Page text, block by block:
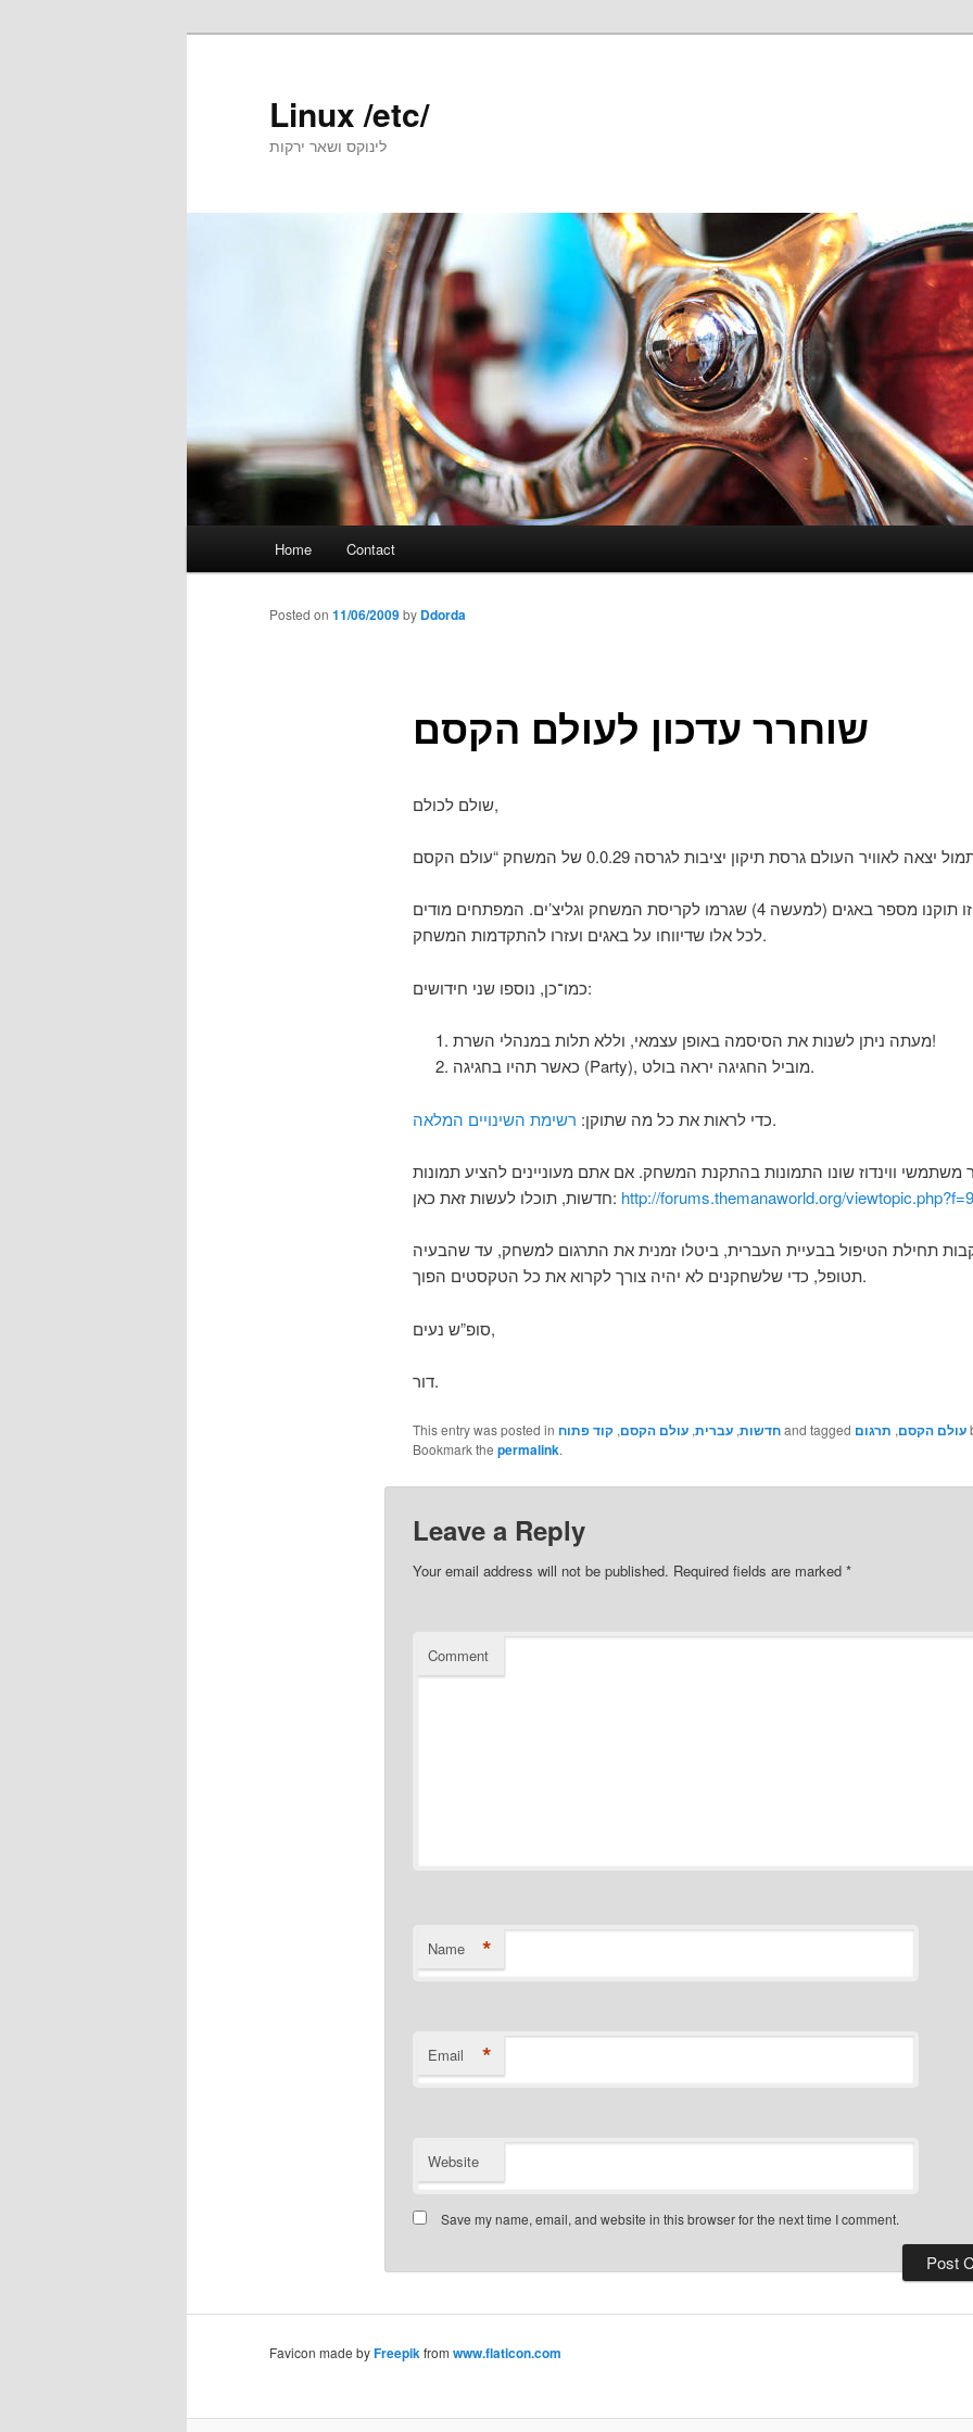
Linux /etc/
לינוקס ושאר ירקות
Home Contact
שוחרר עדכון לעולם הקסם
Posted on 11/06/2009by Ddorda
שולם לכולם,
בגרסה זו תוקנו מספר באגים (למעשה 4) שגרמו לקריסת המשחק וגליצ’ים. המפתחים מודים
לכל אלו שדיווחו על באגים ועזרו להתקדמות המשחק.
כמו־כן, נוספו שני חידושים:
מעתה ניתן לשנות את הסיסמה באופן עצמאי, וללא תלות במנהלי השרת!
כאשר תהיו בחגיגה (Party), מוביל החגיגה יראה בולט.
כדי לראות את כל מה שתוקן: רשימת השינויים המלאה .
משתמשי ווינדוז שונו התמונות בהתקנת המשחק. אם אתם מעוניינים להציע תמונות
חדשות, תוכלו לעשות זאת כאן: http://forums.themanaworld.org/
תחילת הטיפול בבעיית העברית, ביטלו זמנית את התרגום למשחק, עד שהבעיה
תטופל, כדי שלשחקנים לא יהיה צורך לקרוא את כל הטקסטים הפוך.
סופ”ש נעים,
דור.
This entry was posted in חדשות,עברית,עולם הקסם,קוד פתוח and tagged עולם הקסם, תרגום
Bookmark the permalink.
Leave a Reply
Your email address will not be published. Required fields are marked *
Comment
Name *
Email *
Website
Save my name, email, and website in this browser for the next time I comment.
Favicon made byFreepik from www.flaticon.com